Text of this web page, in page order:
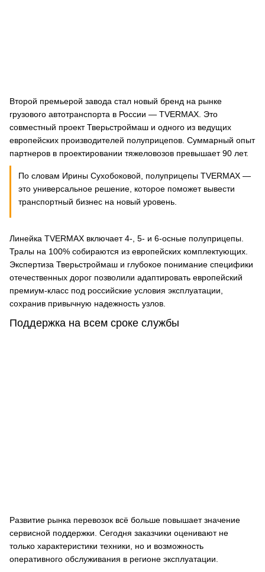
Второй премьерой завода стал новый бренд на рынке
грузового автотранспорта в России — TVERMAX. Это
совместный проект Тверьстроймаш и одного из ведущих
европейских производителей полуприцепов. Суммарный опыт
партнеров в проектировании тяжеловозов превышает 90 лет.
По словам Ирины Сухобоковой, полуприцепы TVERMAX —
это универсальное решение, которое поможет вывести
транспортный бизнес на новый уровень.
Линейка TVERMAX включает 4-, 5- и 6-осные полуприцепы.
Тралы на 100% собираются из европейских комплектующих.
Экспертиза Тверьстроймаш и глубокое понимание специфики
отечественных дорог позволили адаптировать европейский
премиум-класс под российские условия эксплуатации,
сохранив привычную надежность узлов.
Поддержка на всем сроке службы
Развитие рынка перевозок всё больше повышает значение
сервисной поддержки. Сегодня заказчики оценивают не
только характеристики техники, но и возможность
оперативного обслуживания в регионе эксплуатации.